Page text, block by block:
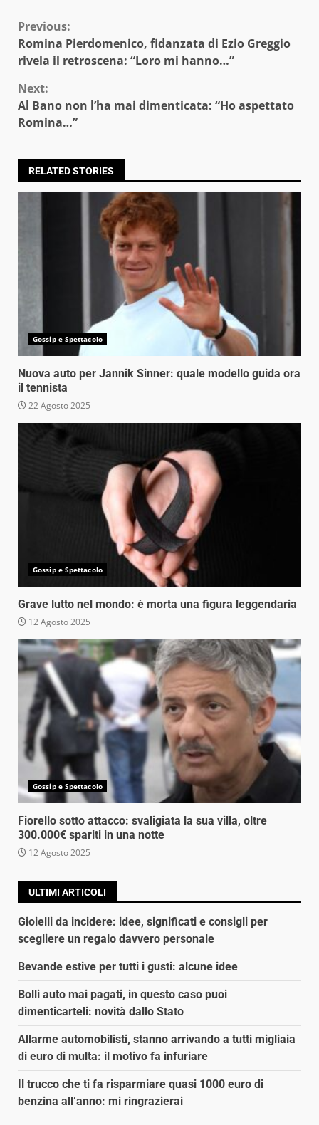
Continue
Reading
Previous:
Romina Pierdomenico, fidanzata di Ezio Greggio
rivela il retroscena: “Loro mi hanno…”
Next:
Al Bano non l’ha mai dimenticata: “Ho aspettato
Romina…”
RELATED STORIES
Gossip e Spettacolo
Nuova auto per Jannik Sinner: quale modello guida ora
il tennista
22 Agosto 2025
Gossip e Spettacolo
Grave lutto nel mondo: è morta una figura leggendaria
12 Agosto 2025
Gossip e Spettacolo
Fiorello sotto attacco: svaligiata la sua villa, oltre
300.000€ spariti in una notte
12 Agosto 2025
ULTIMI ARTICOLI
Gioielli da incidere: idee, significati e consigli per
scegliere un regalo davvero personale
Bevande estive per tutti i gusti: alcune idee
Bolli auto mai pagati, in questo caso puoi
dimenticarteli: novità dallo Stato
Allarme automobilisti, stanno arrivando a tutti migliaia
di euro di multa: il motivo fa infuriare
Il trucco che ti fa risparmiare quasi 1000 euro di
benzina all’anno: mi ringrazierai